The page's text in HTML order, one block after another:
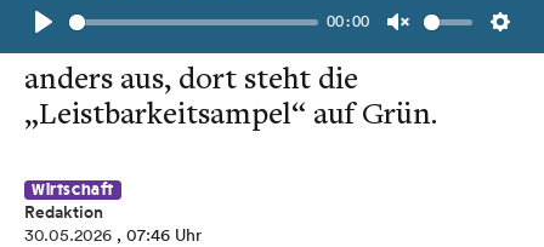
Play
00:00
Unmute
Jenseits der Kärntner Grenze sieht es
anders aus, dort steht die
„Leistbarkeitsampel“ auf Grün.
Wirtschaft
Redaktion
30.05.2026 , 07:46 Uhr